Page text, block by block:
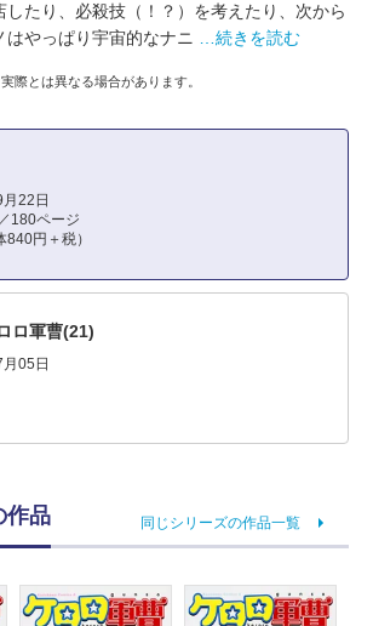
したり、必殺技（！？）を考えたり、次から
はやっぱり宇宙的なナニ
…続きを読む
際とは異なる場合があります。
22日
180ページ
円＋税）
ロ軍曹(21)
05日
作品 同じシリーズの作品一覧